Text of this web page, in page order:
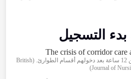
بدء التسجيل
انتظر 554 ألفًا و18 مريضًا أكثر من 12 ساعة بعد دخولهم أقسام الطوارئ. (British
Journal of